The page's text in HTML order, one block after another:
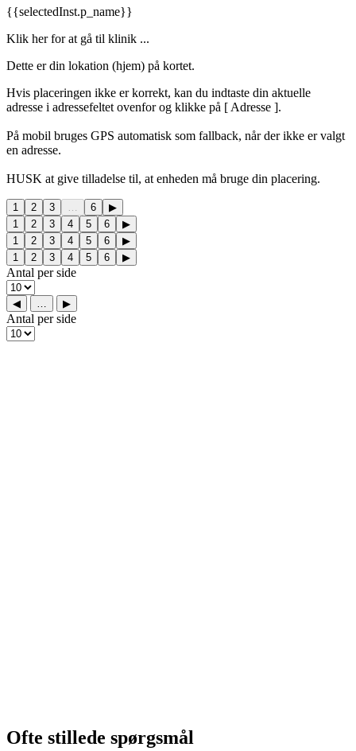
{{selectedInst.p_name}}
Klik her for at gå til klinik ...
Dette er din lokation (hjem) på kortet.
Hvis placeringen ikke er korrekt, kan du indtaste din aktuelle
adresse i adressefeltet ovenfor og klikke på [ Adresse ].
På mobil bruges GPS automatisk som fallback, når der ikke er valgt
en adresse.
HUSK at give tilladelse til, at enheden må bruge din placering.
1 2 3 6
▶
1
2 3 4 5 6
▶
1
2 3 4 5 6
▶
1
2 3 4 5 6 ▶
Antal per side
◀ ▶
Antal per side
Ofte stillede spørgsmål